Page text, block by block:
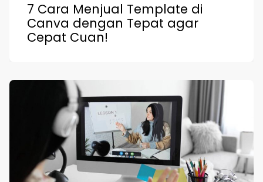
7 Cara Menjual Template di
Canva dengan Tepat agar
Cepat Cuan!